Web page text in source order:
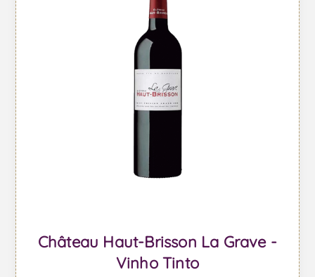
Château Haut-Brisson La Grave -
Vinho Tinto